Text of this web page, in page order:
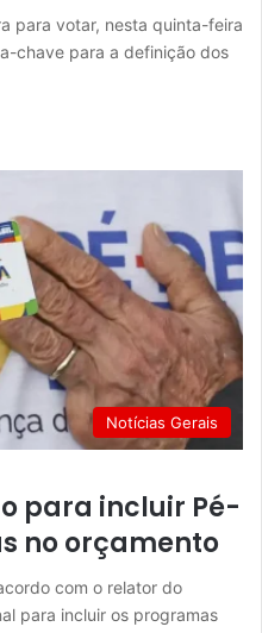
para votar, nesta quinta-feira
chave para a definição dos
Notícias Gerais
para incluir Pé-
no orçamento
com o relator do
para incluir os programas